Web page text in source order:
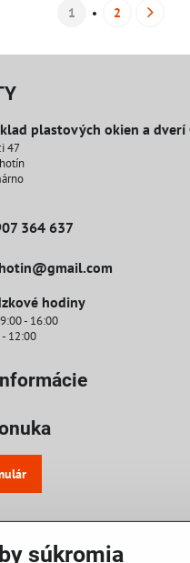
1 2
plastových okien a dverí
47
364 637
hodiny
- 16:00
- 12:00
súkromiaZásady ochrany
súkromia